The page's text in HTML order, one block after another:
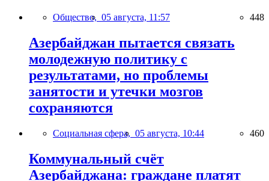
Общество, 05 августа, 11:57 448
Азербайджан пытается связать
молодежную политику с
результатами, но проблемы
занятости и утечки мозгов
сохраняются
Социальная сфера, 05 августа, 10:44 460
Коммунальный счёт
Азербайджана: граждане платят